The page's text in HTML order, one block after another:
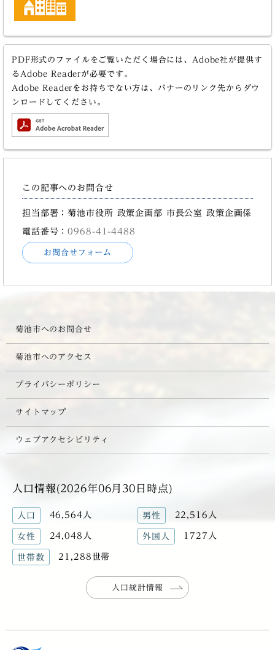
PDF形式のファイルをご覧いただく場合には、Adobe社が提供す
るAdobe Readerが必要です。
Adobe Readerをお持ちでない方は、バナーのリンク先からダウ
ンロードしてください。
この記事へのお問合せ
担当部署：菊池市役所 政策企画部 市長公室 政策企画係
電話番号：0968-41-4488
お問合せフォーム
菊池市へのお問合せ
菊池市へのアクセス
プライバシーポリシー
サイトマップ
ウェブアクセシビリティ
人口情報(2026年06月30日時点)
人口 46,564人 男性 22,516人
女性 24,048人 外国人 1727人
世帯数 21,288世帯
人口統計情報